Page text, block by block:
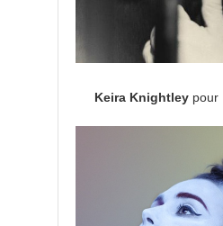
Keira Knightley pour